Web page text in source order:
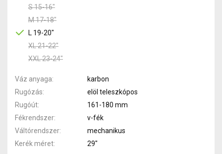
S 15-16"
M 17-18"
L 19-20"
XL 21-22"
XXL 23-24"
Váz anyaga
karbon
Rugózás
elöl teleszkópos
Rugóút
161-180 mm
Fékrendszer
v-fék
Váltórendszer
mechanikus
Kerék méret
29"